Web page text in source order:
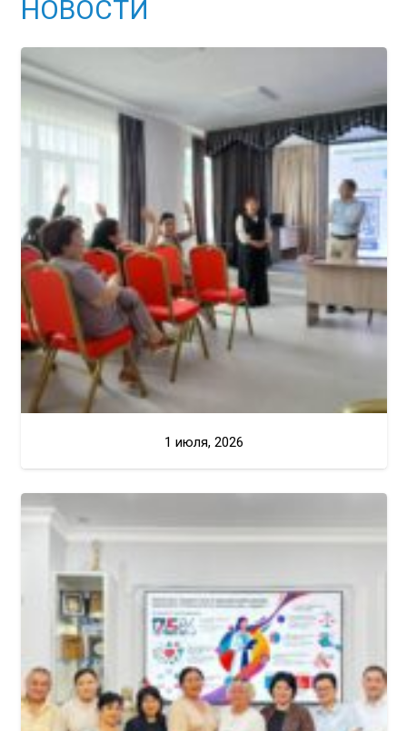
НОВОСТИ
1 июля, 2026